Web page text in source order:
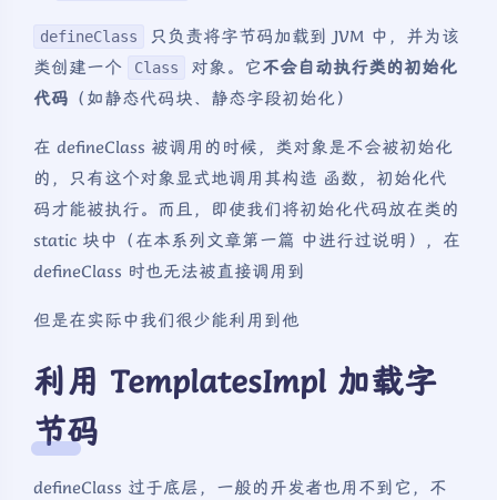
defineClass
只负责将字节码加载到 JVM 中，并为该
类创建一个
Class 对象。它不会自动执行类的初始化
代码 （如静态代码块、静态字段初始化）
在 defineClass 被调用的时候，类对象是不会被初始化
的，只有这个对象显式地调用其构造 函数，初始化代
码才能被执行。而且，即使我们将初始化代码放在类的
static 块中（在本系列文章第一篇 中进行过说明），在
defineClass 时也无法被直接调用到
但是在实际中我们很少能利用到他
利用 TemplatesImpl 加载字
节码
defineClass 过于底层，一般的开发者也用不到它，不